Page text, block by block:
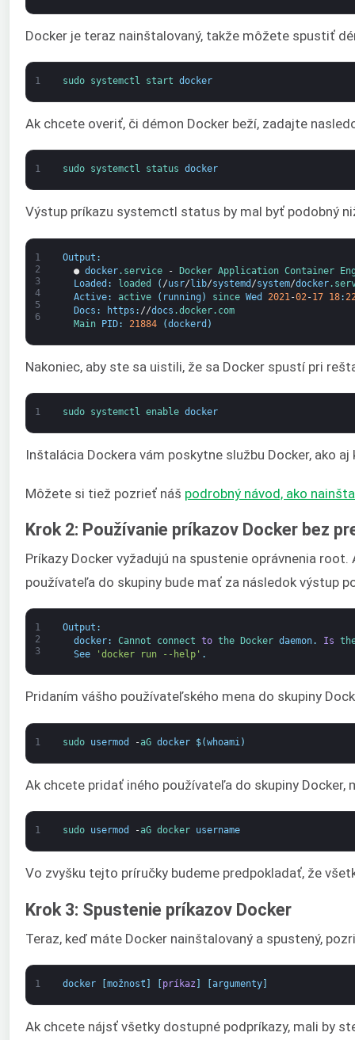
Docker je teraz nainštalovaný, takže môžete spustiť
1 sudo systemctl start docker
Ak chcete overiť, či démon Docker beží, zadajte
1 sudo systemctl status docker
Výstup príkazu systemctl status by mal byť podobný
1
2
3
4
5
6
Output :
● docker.service - Docker Application Container
Loaded : loaded ( /usr/ lib/systemd /system/docker
Active: active ( running ) since Wed 2021-02-17 18:
Docs : https : //docs .docker.com
Main PID: 21884 (dockerd )
Nakoniec, aby ste sa uistili, že sa Docker spustí pri
1 sudo systemctl enable docker
Inštalácia Dockera vám poskytne službu Docker, ako
Môžete si tiež pozrieť náš podrobný návod, ako
Krok 2: Používanie príkazov Docker bez
Príkazy Docker vyžadujú na spustenie oprávnenia
používateľa do skupiny bude mať za následok výstup
1
2
3
Output :
docker: Cannot connect to the Docker daemon. Is
See
'docker run --help' .
Pridaním vášho používateľského mena do skupiny
1 sudo usermod -aG docker $(whoami)
Ak chcete pridať iného používateľa do skupiny
1 sudo usermod -aG docker username
Vo zvyšku tejto príručky budeme predpokladať, že
Krok 3: Spustenie príkazov Docker
Teraz, keď máte Docker nainštalovaný a spustený,
1 docker možnosť príkaz argumenty]
Ak chcete nájsť všetky dostupné podpríkazy, mali by